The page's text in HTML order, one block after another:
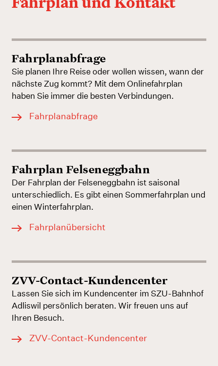
Fahrplanabfrage
Sie planen Ihre Reise oder wollen wissen, wann der
nächste Zug kommt? Mit dem Onlinefahrplan
haben Sie immer die besten Verbindungen.
Fahrplanabfrage
Fahrplan Felseneggbahn
Der Fahrplan der Felseneggbahn ist saisonal
unterschiedlich. Es gibt einen Sommerfahrplan und
einen Winterfahrplan.
Fahrplanübersicht
ZVV-Contact-Kundencenter
Lassen Sie sich im Kundencenter im SZU-Bahnhof
Adliswil persönlich beraten. Wir freuen uns auf
Ihren Besuch.
ZVV-Contact-Kundencenter